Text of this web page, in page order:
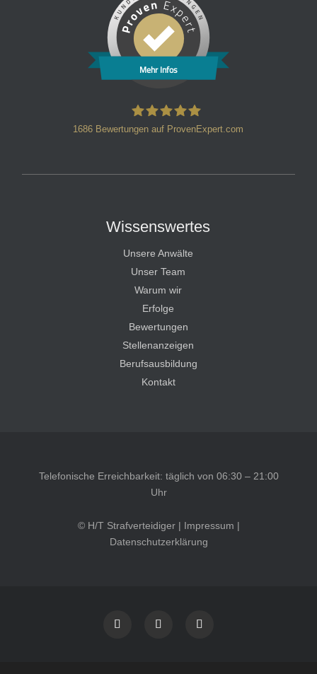
Mehr Infos
1686 Bewertungen auf ProvenExpert.com
Wissenswertes
Unsere Anwälte
Unser Team
Warum wir
Erfolge
Bewertungen
Stellenanzeigen
Berufsausbildung
Kontakt
Telefonische Erreichbarkeit: täglich von 06:30 – 21:00
Uhr
© H/T Strafverteidiger | Impressum |
Datenschutzerklärung